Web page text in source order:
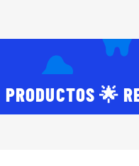
🌟